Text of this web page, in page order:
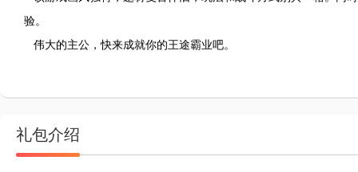
验。
伟大的主公，快来成就你的王途霸业吧。
礼包介绍